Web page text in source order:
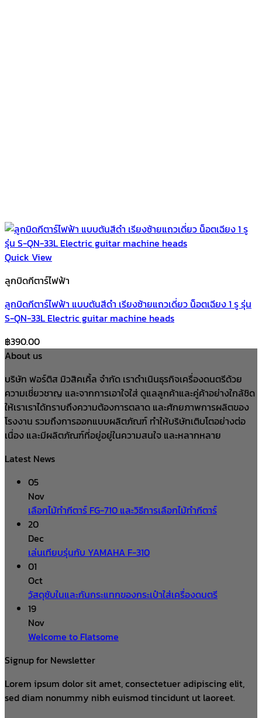
Quick View
ลูกบิดกีตาร์ไฟฟ้า
ลูกบิดกีตาร์ไฟฟ้า แบบตันสีดำ เรียงซ้ายแถวเดี่ยว น็อตเฉียง 1 รู รุ่น
S-QN-33L Electric guitar machine heads
฿390.00
About us
บริษัท ฟอร์ติส มิวสิคเคิ้ล จำกัด เราดำเนินธุรกิจเครื่องดนตรีด้วย
ความเชี่ยวชาญ และจากการเอาใจใส่ ดูแลลูกค้าและคู่ค้าอย่างใกล้ชิด
ให้เราเราได้ทราบถึงความต้องการตลาด และศักยภาพการผลิตของ
โรงงาน รวมถึงการออกแบบผลิตภัณฑ์ ทำให้บริษัทเติบโตอย่างต่อ
เนื่อง และมีผลิตภัณฑ์ที่อยู่อยู่ในความสนใจ และหลากหลาย
Latest News
05
Nov
เลือกไม้ทำกีตาร์ FG-710 และวิธีการเลือกไม้ทำกีตาร์
20
Dec
เล่นเทียบรุ่นกับ YAMAHA F-310
01
Oct
วัสดุซับในและกันกระแทกของกระเป๋าใส่เครื่องดนตรี
19
Nov
Welcome to Flatsome
Signup for Newsletter
Lorem ipsum dolor sit amet, consectetuer adipiscing elit,
sed diam nonummy nibh euismod tincidunt ut laoreet.